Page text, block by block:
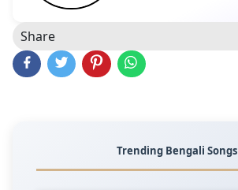
Share
Trending Bengali Songs